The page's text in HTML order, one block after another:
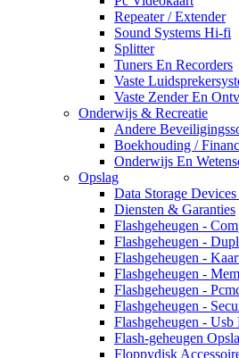
Repeater / Extender
Sound Systems Hi-fi
Splitter
Tuners En Recorders
Vaste
Vaste Zender En
Onderwijs & Recreatie
Andere
Boekhouding /
Onderwijs En
Opslag
Data Storage
Diensten & Garanties
Flashgeheugen -
Flashgeheugen -
Flashgeheugen -
Flashgeheugen -
Flashgeheugen -
Flashgeheugen -
Flashgeheugen -
Flash-geheugen
Floppydisk